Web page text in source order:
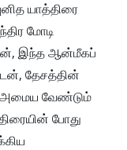
யாத்திரை
மோடி
இந்த ஆன்மீகப்
தேசத்தின்
அமைய வேண்டும்
போது